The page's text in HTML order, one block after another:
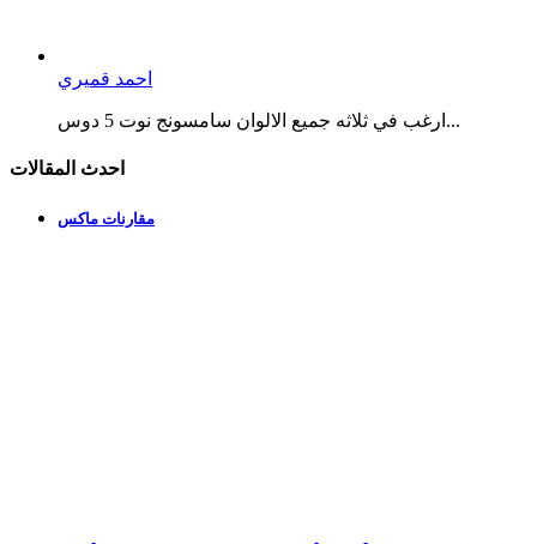
احمد قميري
ارغب في ثلاثه جميع الالوان سامسونج نوت 5 دوس...
احدث المقالات
مقارنات ماكس